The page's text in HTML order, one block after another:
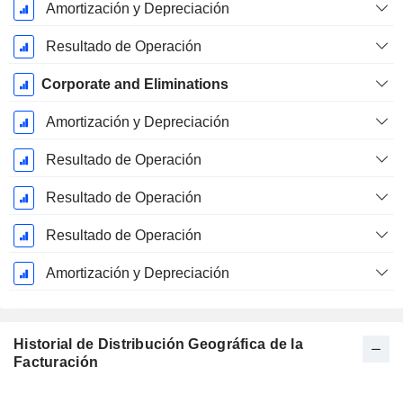
Amortización y Depreciación
Resultado de Operación
Corporate and Eliminations
Amortización y Depreciación
Resultado de Operación
Resultado de Operación
Resultado de Operación
Amortización y Depreciación
Historial de Distribución Geográfica de la
Facturación